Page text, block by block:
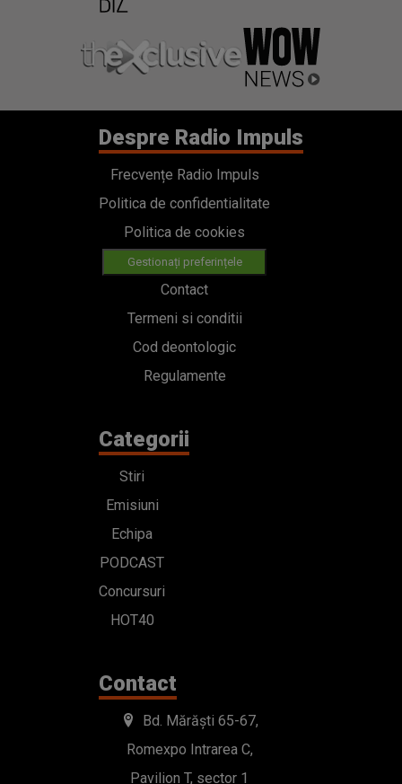
Despre Radio Impuls
Frecvențe Radio Impuls
Politica de confidentialitate
Politica de cookies
Gestionați preferințele
Contact
Termeni si conditii
Cod deontologic
Regulamente
Categorii
Stiri
Emisiuni
Echipa
PODCAST
Concursuri
HOT40
Contact
Bd. Mărăști 65-67,
Romexpo Intrarea C,
Pavilion T, sector 1